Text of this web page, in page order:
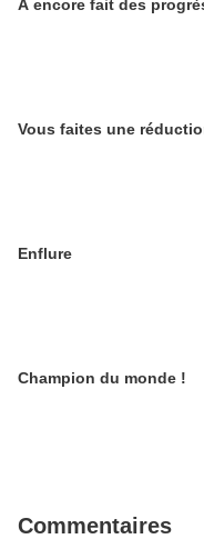
A encore fait des
Vous faites une
Enflure
Champion du monde !
Commentaires